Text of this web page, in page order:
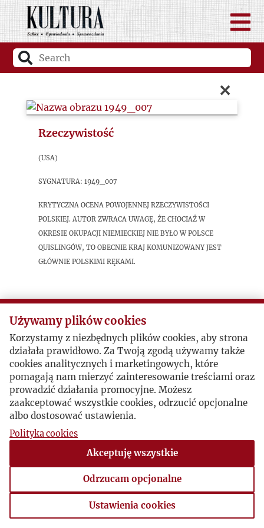
×
Rzeczywistość
(USA)
sygnatura: 1949_007
Krytyczna ocena powojennej rzeczywistości
polskiej. Autor zwraca uwagę, że chociaż w
okresie okupacji niemieckiej nie było w Polsce
quislingów, to obecnie kraj komunizowany jest
głównie polskimi rękami.
Używamy plików cookies
Korzystamy z niezbędnych plików cookies, aby strona
działała prawidłowo. Za Twoją zgodą używamy także
cookies analitycznych i marketingowych, które
pomagają nam mierzyć zainteresowanie treściami oraz
prowadzić działania promocyjne. Możesz
zaakceptować wszystkie cookies, odrzucić opcjonalne
albo dostosować ustawienia.
Polityka cookies
Akceptuję wszystkie
Odrzucam opcjonalne
Ustawienia cookies
Ustawienia cookies